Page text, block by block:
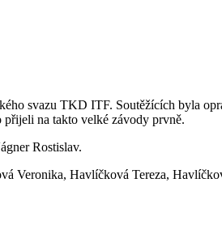
svazu TKD ITF. Soutěžících byla
na takto velké závody prvně.
Rostislav.
Veronika, Havlíčková Tereza,